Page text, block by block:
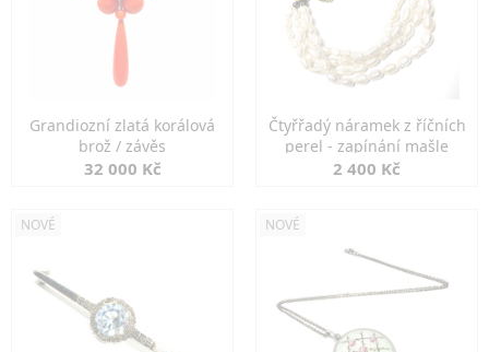
Grandiozní zlatá korálová
brož / závěs
32 000 Kč
Čtyřřadý náramek z říčních
perel - zapínání mašle
2 400 Kč
NOVÉ NOVÉ